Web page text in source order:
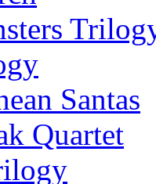
Santas
Quartet